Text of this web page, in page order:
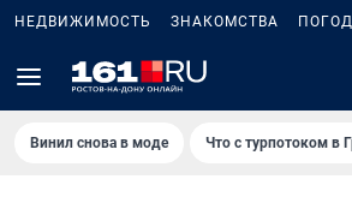
НЕДВИЖИМОСТЬ ЗНАКОМСТВА
Винил снова в моде Что с турпотоком в